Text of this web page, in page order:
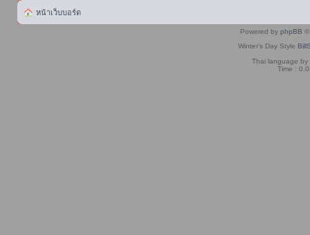
หน้าเว็บบอร์ด
Powered by phpBB ©
Winter's Day Style
Thai language by
Time :